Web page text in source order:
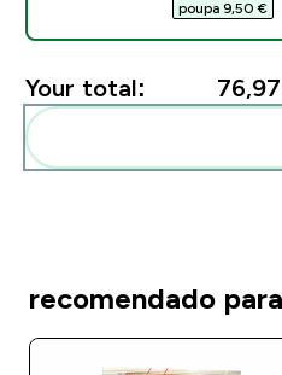
poupa 9,50 €‎
Your total:
recomendado